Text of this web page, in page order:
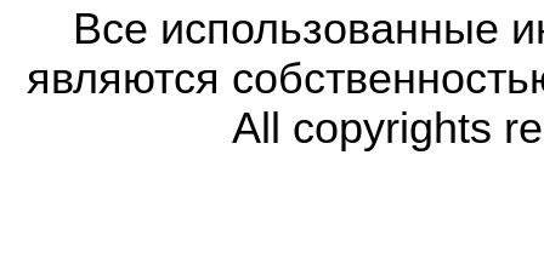
Все использованные
являются
All copyrights